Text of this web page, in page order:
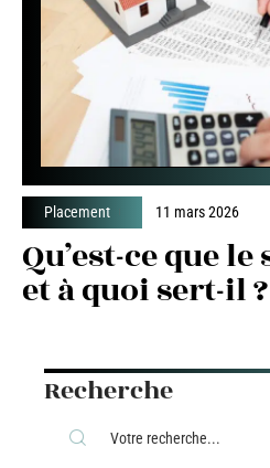
Placement 11 mars 2026
Qu’est-ce que
et à quoi sert-il ?
Recherche